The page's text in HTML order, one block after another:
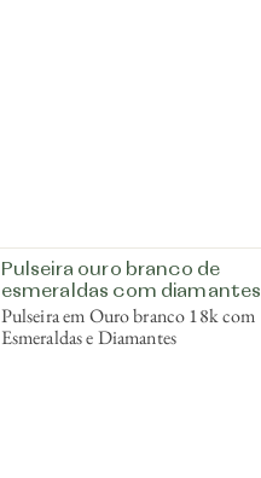
Pulseira ouro branco de
esmeraldas com diamantes
Pulseira em Ouro branco 18k com
Esmeraldas e Diamantes